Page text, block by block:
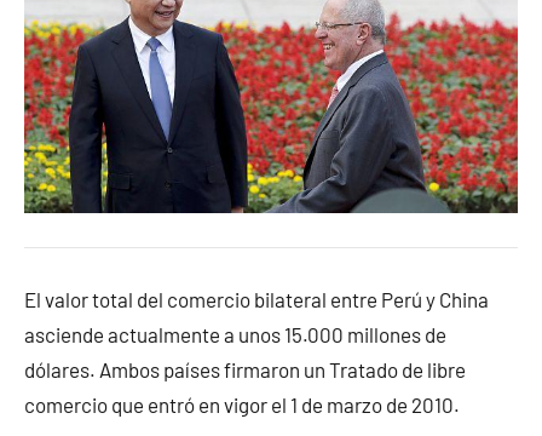
El valor total del comercio bilateral entre Perú y China
asciende actualmente a unos 15.000 millones de
dólares. Ambos países firmaron un Tratado de libre
comercio que entró en vigor el 1 de marzo de 2010.